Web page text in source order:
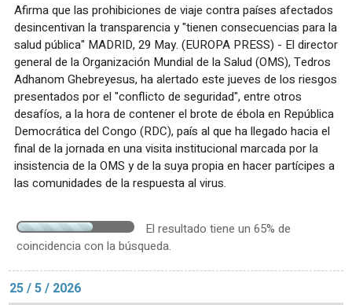
Afirma que las prohibiciones de viaje contra países afectados
desincentivan la transparencia y "tienen consecuencias para la
salud pública" MADRID, 29 May. (EUROPA PRESS) - El director
general de la Organización Mundial de la Salud (OMS), Tedros
Adhanom Ghebreyesus, ha alertado este jueves de los riesgos
presentados por el "conflicto de seguridad", entre otros
desafíos, a la hora de contener el brote de ébola en República
Democrática del Congo (RDC), país al que ha llegado hacia el
final de la jornada en una visita institucional marcada por la
insistencia de la OMS y de la suya propia en hacer partícipes a
las comunidades de la respuesta al virus.
El resultado tiene un 65% de
coincidencia con la búsqueda.
25 / 5 / 2026